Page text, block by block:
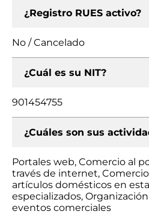
¿Registro RUES activo?
No / Cancelado
¿Cuál es su NIT?
901454755
¿Cuáles son sus
Portales web, Comercio al
través de internet,
artículos domésticos en
especializados,
eventos comerciales